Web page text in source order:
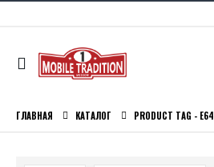
ГЛАВНАЯ КАТАЛОГ PRODUCT TAG - E64